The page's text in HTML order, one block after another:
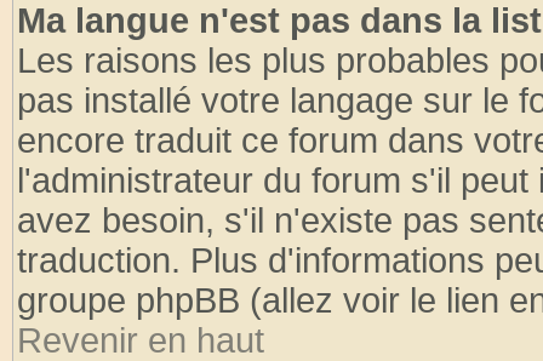
Ma langue n'est pas dans la
Les raisons les plus probables
pas installé votre langage sur le
encore traduit ce forum dans
l'administrateur du forum s'il
avez besoin, s'il n'existe pas
traduction. Plus d'informations
groupe phpBB (allez voir le lien
Revenir en haut